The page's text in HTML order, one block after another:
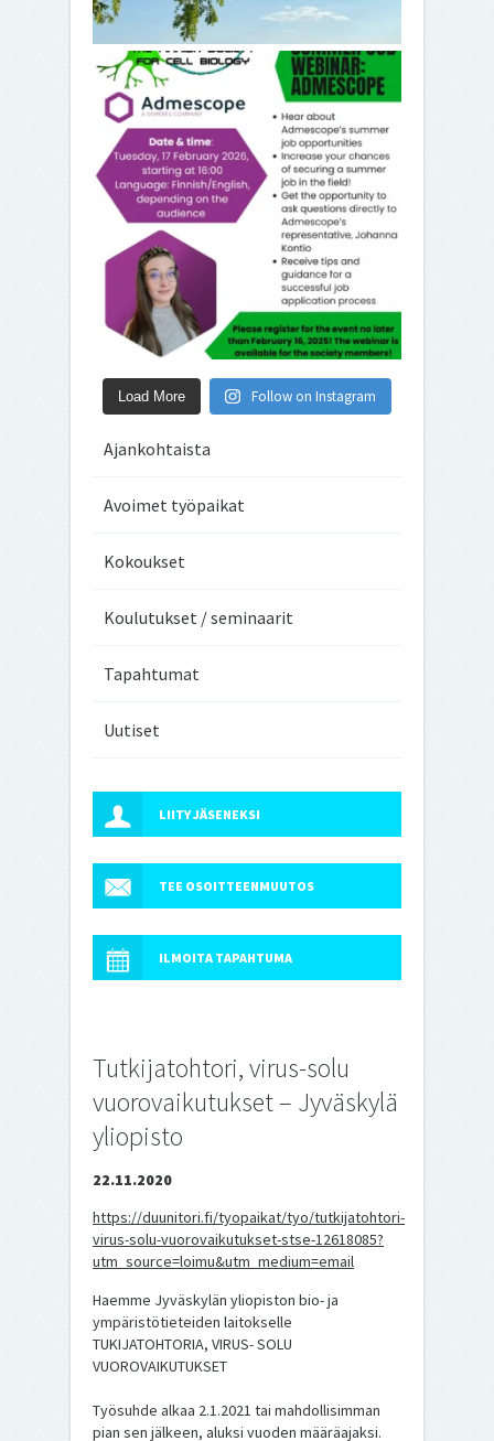
Load More Follow on Instagram
Ajankohtaista
Avoimet työpaikat
Kokoukset
Koulutukset / seminaarit
Tapahtumat
Uutiset
LIITY JÄSENEKSI
TEE OSOITTEENMUUTOS
ILMOITA TAPAHTUMA
Tutkijatohtori, virus-solu
vuorovaikutukset – Jyväskylä
yliopisto
22.11.2020
https://duunitori.fi/tyopaikat/tyo/tutkijatohtori-
virus-solu-vuorovaikutukset-stse-12618085?
utm_source=loimu&utm_medium=email
Haemme Jyväskylän yliopiston bio- ja
ympäristötieteiden laitokselle
TUKIJATOHTORIA, VIRUS- SOLU
VUOROVAIKUTUKSET
Työsuhde alkaa 2.1.2021 tai mahdollisimman
pian sen jälkeen, aluksi vuoden määräajaksi.